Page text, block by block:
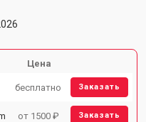
Цена
бесплатно Заказать
от 1500 ₽ Заказать